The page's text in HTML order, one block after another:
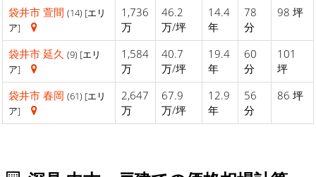
袋井市 萱間 (14) [エリ
ア]
1,736
万
46.2
万/坪
14.4
年
78
分
98 坪
袋井市 延久 (9) [エリ
ア]
1,584
万
40.7
万/坪
19.4
年
60
分
101
坪
袋井市 春岡 (61) [エリ
ア]
2,647
万
67.9
万/坪
12.9
年
56
分
86 坪